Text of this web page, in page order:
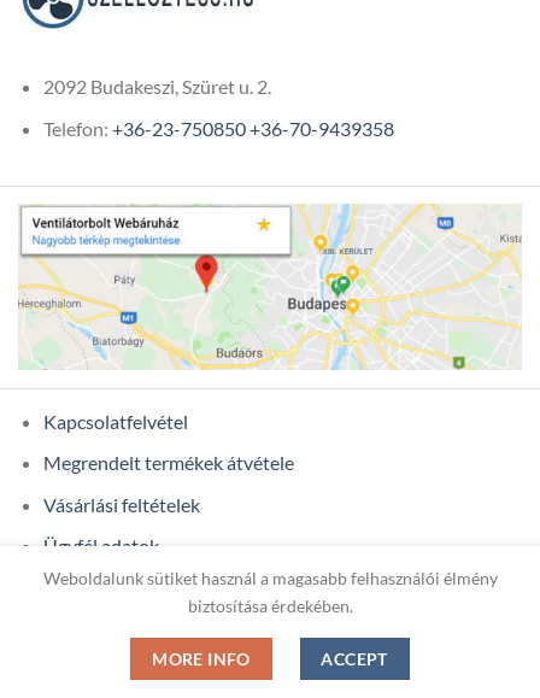
2092 Budakeszi, Szüret u. 2.
Telefon: +36-23-750850+36-70-9439358
Kapcsolatfelvétel
Megrendelt termékek átvétele
Vásárlási feltételek
Ügyfél adatok
Weboldalunk sütiket használ a magasabb felhasználói élmény
biztosítása érdekében.
MORE INFO ACCEPT